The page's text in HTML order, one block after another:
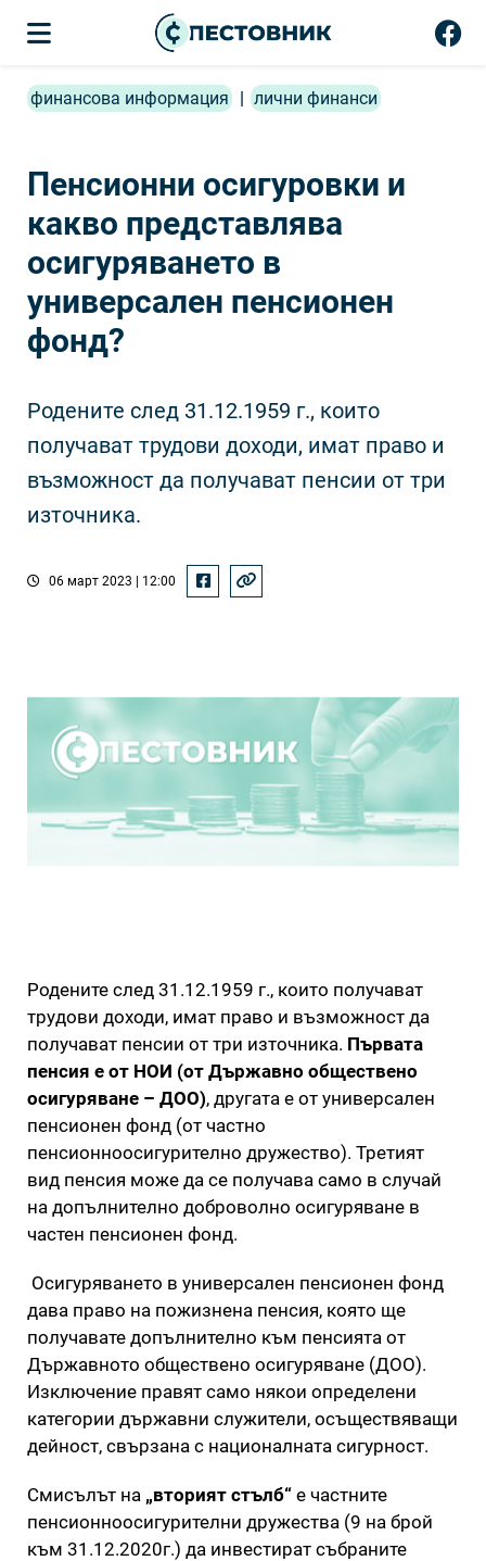
финансова информация | лични финанси
Пенсионни осигуровки и
какво представлява
осигуряването в
универсален пенсионен
фонд?
Родените след 31.12.1959 г., които
получават трудови доходи, имат право и
възможност да получават пенсии от три
източника.
06 март 2023 | 12:00
Родените след 31.12.1959 г., които получават
трудови доходи, имат право и възможност да
получават пенсии от три източника. Първата
пенсия е от НОИ (от Държавно обществено
осигуряване – ДОО), другата е от универсален
пенсионен фонд (от частно
пенсионноосигурително дружество). Третият
вид пенсия може да се получава само в случай
на допълнително доброволно осигуряване в
частен пенсионен фонд.
Осигуряването в универсален пенсионен фонд
дава право на пожизнена пенсия, която ще
получавате допълнително към пенсията от
Държавното обществено осигуряване (ДОО).
Изключение правят само някои определени
категории държавни служители, осъществяващи
дейност, свързана с националната сигурност.
Смисълът на „вторият стълб“ e частните
пенсионноосигурителни дружества (9 на брой
към 31.12.2020г.) да инвестират събраните